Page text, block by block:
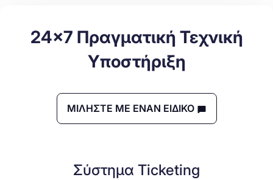
24x7 Πραγματική Τεχνική
Υποστήριξη
ΜΙΛΗΣΤΕ ΜΕ ΕΝΑΝ ΕΙΔΙΚΟ
Σύστημα Ticketing